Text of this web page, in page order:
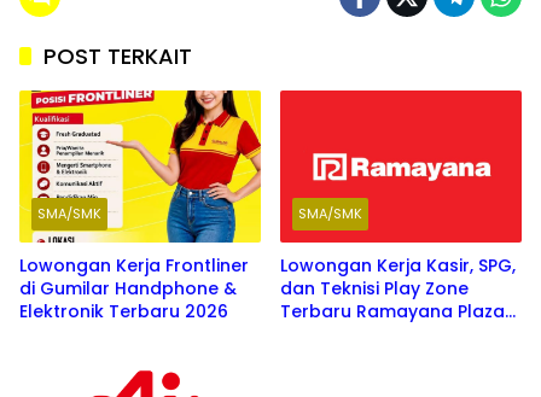
POST TERKAIT
SMA/SMK
Lowongan Kerja Frontliner
di Gumilar Handphone &
Elektronik Terbaru 2026
SMA/SMK
Lowongan Kerja Kasir, SPG,
dan Teknisi Play Zone
Terbaru Ramayana Plaza